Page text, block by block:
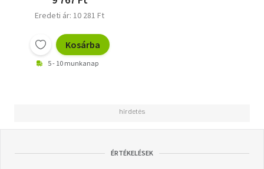
Eredeti ár: 10 281 Ft
Kosárba
5 - 10 munkanap
ÉRTÉKELÉSEK